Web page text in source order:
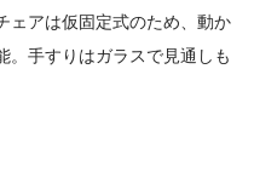
ェアは仮固定式のため、動か
。手すりはガラスで見通しも